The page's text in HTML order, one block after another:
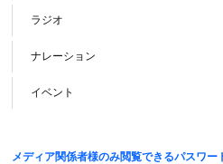
ラジオ
ナレーション
イベント
メディア関係者様のみ閲覧できるパスワー